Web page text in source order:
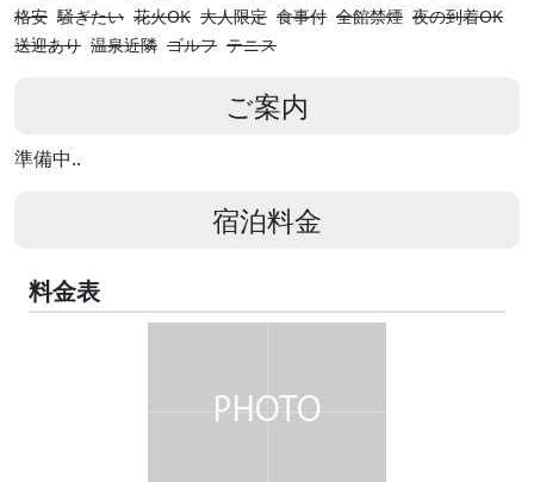
格安 騒ぎたい 花火OK 大人限定 食事付 全館禁煙 夜の到着OK
送迎あり 温泉近隣 ゴルフ テニス
ご案内
準備中..
宿泊料金
料金表